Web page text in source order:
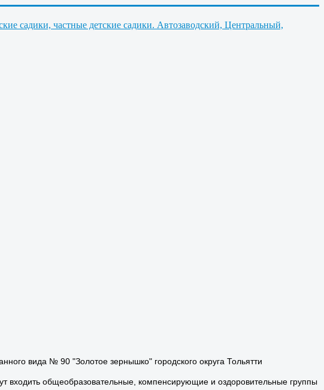
садики, частные детские садики. Автозаводский, Центральный,
вида № 90 "Золотое зернышко" городского округа Тольятти
входить общеобразовательные, компенсирующие и оздоровительные группы